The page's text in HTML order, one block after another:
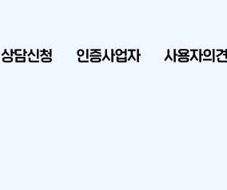
상담신청 인증사업자 사용자의견